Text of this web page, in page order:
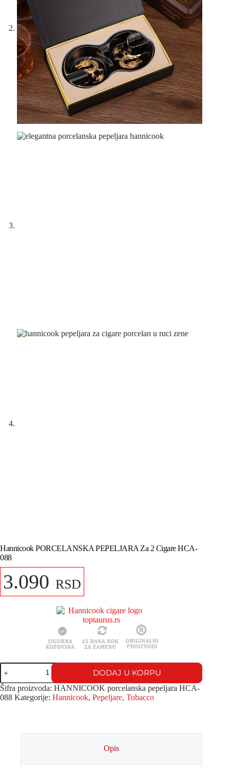
Hannicook PORCELANSKA PEPELJARA Za 2 Cigare HCA-
088
3.090 RSD
DODAJ U KORPU
Šifra proizvoda: HANNICOOK porcelanska pepeljara HCA-
088 Kategorije: Hannicook, Pepeljare, Tobacco
Opis